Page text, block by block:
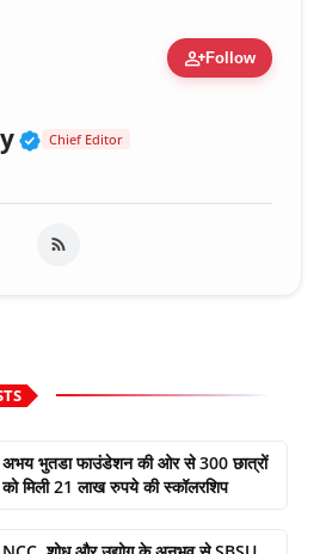
person_addFollow
Verified Public Figure
Chief Editor
अभय भुतडा फाउंडेशन की ओर से 300 छात्रों
को मिली 21 लाख रुपये की स्कॉलरशिप